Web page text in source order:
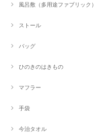
風呂敷（多用途ファブリック）
ストール
バッグ
ひのきのはきもの
マフラー
手袋
今治タオル